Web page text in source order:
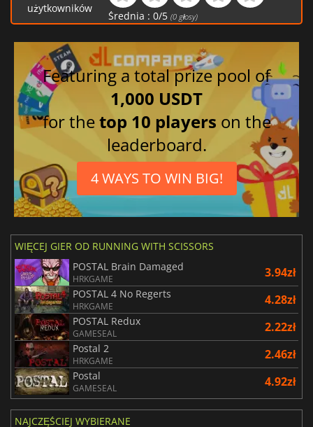
użytkowników
Średnia : 0/5 (0głosy)
Featuring a total prize pool of
1,000 USDT
for thetop 10 players on the
leaderboard.
4 WAYS TO WIN BIG!
WIĘCEJ GIER OD RUNNING WITH SCISSORS
POSTAL Brain Damaged
HRKGAME 3.94zł
POSTAL 4 No Regerts
HRKGAME 4.28zł
POSTAL Redux
GAMESEAL 2.22zł
Postal 2
HRKGAME 2.46zł
Postal
GAMESEAL 4.92zł
NAJCZĘŚCIEJ WYBIERANE